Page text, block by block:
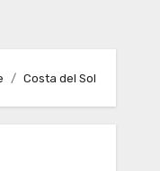
Costa del Sol